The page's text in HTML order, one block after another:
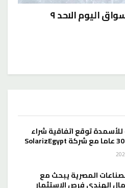
أسعار الأسماك فى الأسواق اليوم الاحد ٩
للأسمدة توقع اتفاقية شراء
المصرية يبحث مع
الهندي فرص الاستثمار